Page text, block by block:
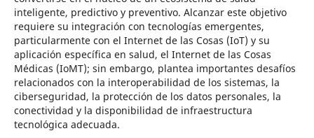
inteligente, predictivo y preventivo. Alcanzar este objetivo
requiere su integración con tecnologías emergentes,
particularmente con el Internet de las Cosas (IoT) y su
aplicación específica en salud, el Internet de las Cosas
Médicas (IoMT); sin embargo, plantea importantes desafíos
relacionados con la interoperabilidad de los sistemas, la
ciberseguridad, la protección de los datos personales, la
conectividad y la disponibilidad de infraestructura
tecnológica adecuada.